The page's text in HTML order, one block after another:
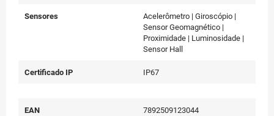
Sensores
Acelerômetro | Giroscópio |
Sensor Geomagnético |
Proximidade | Luminosidade |
Sensor Hall
Certificado IP IP67
EAN 7892509123044